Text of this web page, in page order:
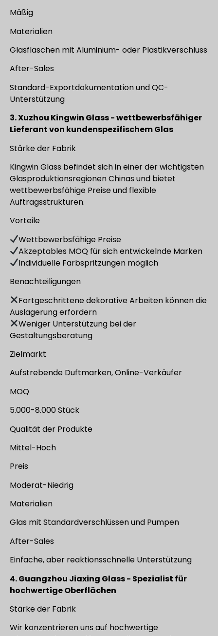
Mäßig
Materialien
Glasflaschen mit Aluminium- oder Plastikverschluss
After-Sales
Standard-Exportdokumentation und QC-
Unterstützung
3. Xuzhou Kingwin Glass - wettbewerbsfähiger
Lieferant von kundenspezifischem Glas
Stärke der Fabrik
Kingwin Glass befindet sich in einer der wichtigsten
Glasproduktionsregionen Chinas und bietet
wettbewerbsfähige Preise und flexible
Auftragsstrukturen.
Vorteile
Wettbewerbsfähige Preise
Akzeptables MOQ für sich entwickelnde Marken
Individuelle Farbspritzungen möglich
Benachteiligungen
Fortgeschrittene dekorative Arbeiten können die
Auslagerung erfordern
Weniger Unterstützung bei der
Gestaltungsberatung
Zielmarkt
Aufstrebende Duftmarken, Online-Verkäufer
MOQ
5.000-8.000 Stück
Qualität der Produkte
Mittel-Hoch
Preis
Moderat-Niedrig
Materialien
Glas mit Standardverschlüssen und Pumpen
After-Sales
Einfache, aber reaktionsschnelle Unterstützung
4. Guangzhou Jiaxing Glass - Spezialist für
hochwertige Oberflächen
Stärke der Fabrik
Wir konzentrieren uns auf hochwertige